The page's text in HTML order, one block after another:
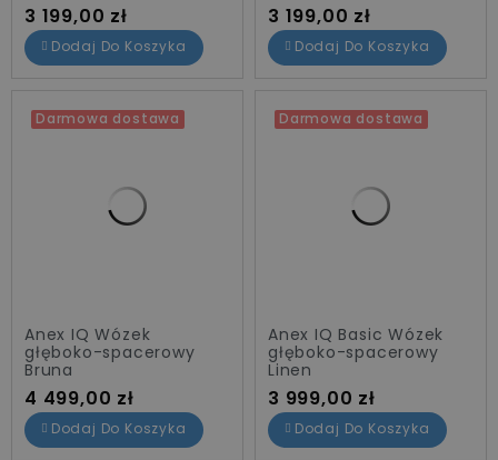
Cena
3 199,00 zł
Dodaj Do Koszyka
Cena
3 199,00 zł
Dodaj Do Koszyka
Darmowa dostawa
Anex IQ Wózek
głęboko-spacerowy
Bruna
Cena
4 499,00 zł
Dodaj Do Koszyka
Darmowa dostawa
Anex IQ Basic Wózek
głęboko-spacerowy
Linen
Cena
3 999,00 zł
Dodaj Do Koszyka